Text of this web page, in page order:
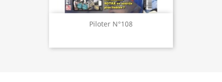
Piloter N°108